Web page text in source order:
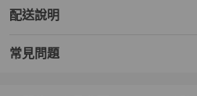
配送說明
常見問題